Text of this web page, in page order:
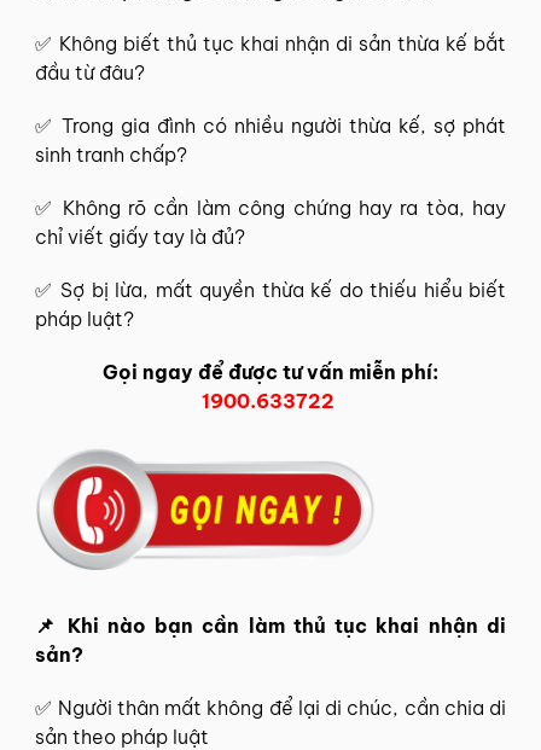
✅ Không biết thủ tục khai nhận di sản thừa kế bắt
đầu từ đâu?
✅ Trong gia đình có nhiều người thừa kế, sợ phát
sinh tranh chấp?
✅ Không rõ cần làm công chứng hay ra tòa, hay
chỉ viết giấy tay là đủ?
✅ Sợ bị lừa, mất quyền thừa kế do thiếu hiểu biết
pháp luật?
Gọi ngay để được tư vấn miễn phí:
1900.633722
📌 Khi nào bạn cần làm thủ tục khai nhận di
sản?
✅ Người thân mất không để lại di chúc, cần chia di
sản theo pháp luật